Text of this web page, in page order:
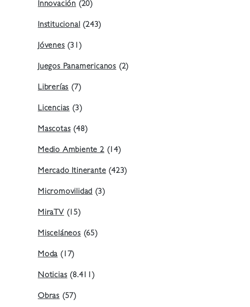
Innovación (20)
Institucional(243)
Jóvenes(31)
Juegos Panamericanos (2)
Librerías(7)
Licencias(3)
Mascotas(48)
Medio Ambiente 2(14)
Mercado Itinerante(423)
Micromovilidad(3)
MiraTV(15)
Misceláneos(65)
Moda(17)
Noticias(8.411)
Obras (57)